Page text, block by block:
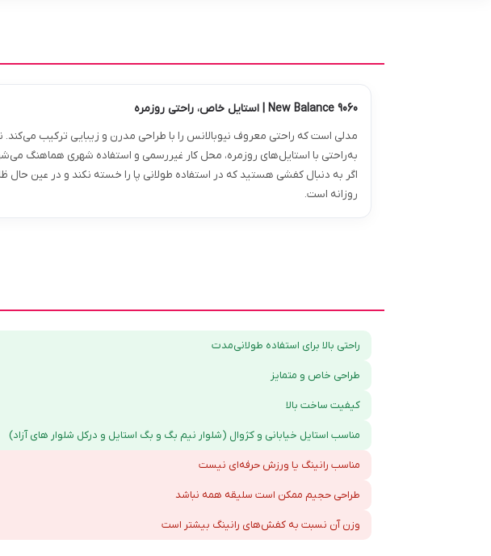
New Balance 9060 | استایل خاص، راحتی روزمره
مدلی است که راحتی معروف نیوبالانس را با طراحی مدرن و زیبایی ترکیب می‌کند.
به‌راحتی با استایل‌های روزمره، محل کار غیررسمی و استفاده شهری هماهنگ
روزانه است.
راحتی بالا برای استفاده طولانی‌مدت
طراحی خاص و متمایز
کیفیت ساخت بالا
مناسب استایل خیابانی و کژوال (شلوار نیم بگ و بگ استایل و درکل شلوار های آزاد)
مناسب رانینگ یا ورزش حرفه‌ای نیست
طراحی حجیم ممکن است سلیقه همه نباشد
وزن آن نسبت به کفش‌های رانینگ بیشتر است